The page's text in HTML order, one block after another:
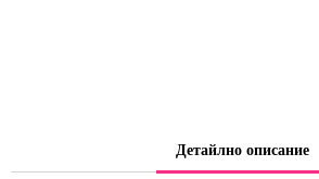
Детайлно описание